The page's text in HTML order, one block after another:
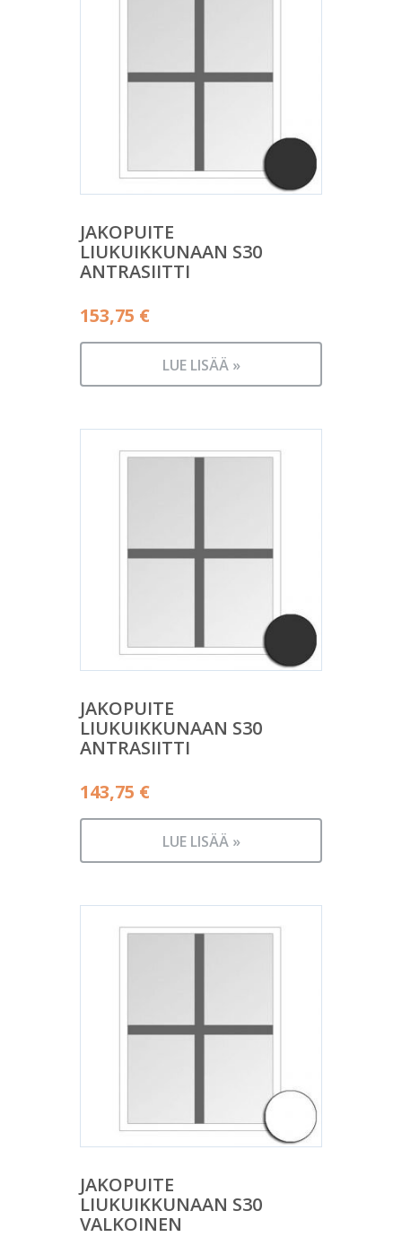
JAKOPUITE
LIUKUIKKUNAAN S30
ANTRASIITTI
153,75 €
LUE LISÄÄ »
JAKOPUITE
LIUKUIKKUNAAN S30
ANTRASIITTI
143,75 €
LUE LISÄÄ »
JAKOPUITE
LIUKUIKKUNAAN S30
VALKOINEN